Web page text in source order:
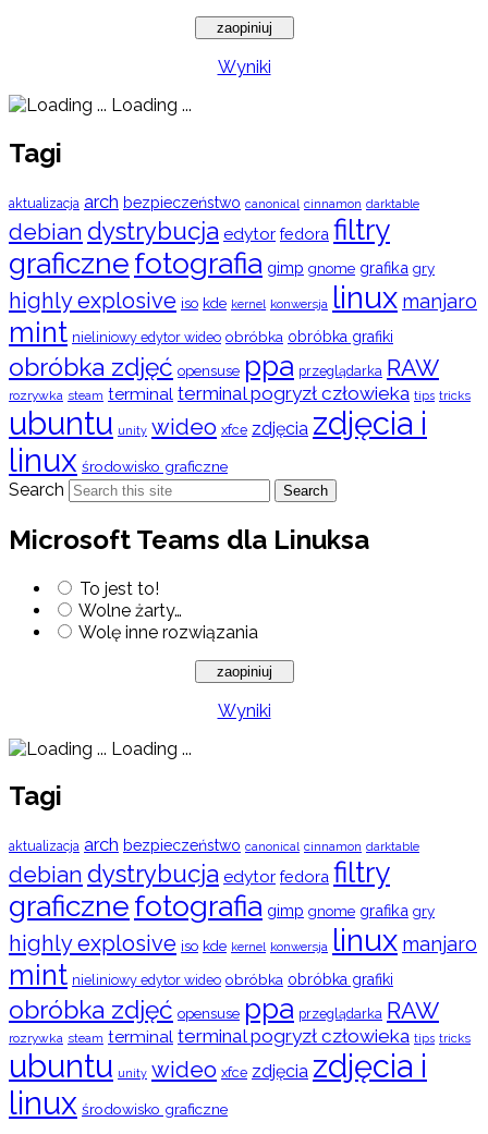
Wyniki
Loading ...
Tagi
aktualizacja arch bezpieczeństwo canonical cinnamon darktable
debian dystrybucja edytor fedora filtry
graficznefotografia gimp gnome grafika gry
highly explosive iso kde kernel konwersja linux manjaro
mint nieliniowy edytor wideo obróbka obróbka grafiki
obróbka zdjęć opensuse ppa przeglądarka RAW
rozrywka steam terminal terminal pogryzł człowieka tips tricks
ubuntu unity wideo xfce zdjęcia zdjęcia i
linux środowisko graficzne
Search Search
Microsoft Teams dla Linuksa
To jest to!
Wolne żarty…
Wolę inne rozwiązania
Wyniki
Loading ...
Tagi
aktualizacja arch bezpieczeństwo canonical cinnamon darktable
debian dystrybucja edytor fedora filtry
graficznefotografia gimp gnome grafika gry
highly explosive iso kde kernel konwersja linux manjaro
mint nieliniowy edytor wideo obróbka obróbka grafiki
obróbka zdjęć opensuse ppa przeglądarka RAW
rozrywka steam terminal terminal pogryzł człowieka tips tricks
ubuntu unity wideo xfce zdjęcia zdjęcia i
linux środowisko graficzne